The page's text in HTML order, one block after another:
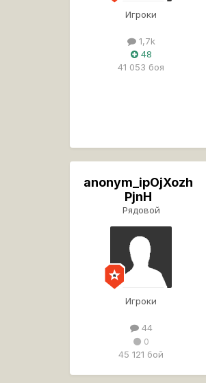
Игроки
1,7k
48
41 053 боя
anonym_ipOjXozh
PjnH
Рядовой
Игроки
44
0
45 121 бой